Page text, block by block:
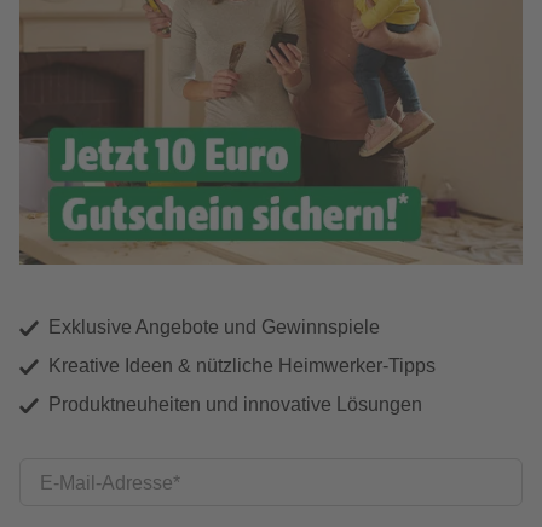
Exklusive Angebote und Gewinnspiele
Kreative Ideen & nützliche Heimwerker-Tipps
Produktneuheiten und innovative Lösungen
E-Mail-Adresse